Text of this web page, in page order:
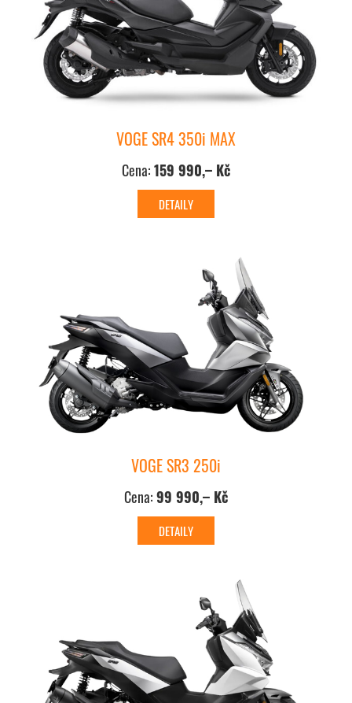
VOGE SR4 350i MAX
Cena:159 990,– Kč
VOGE SR3 250i
Cena:99 990,– Kč